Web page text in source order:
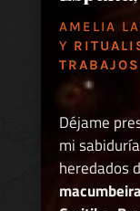
AMELIA
Y
Déjame
mi
heredados